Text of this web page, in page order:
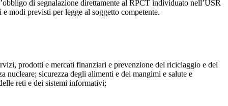
di segnalazione direttamente al RPCT individuato nell’USR
modi previsti per legge al soggetto competente.
prodotti e mercati finanziari e prevenzione del riciclaggio e del
nucleare; sicurezza degli alimenti e dei mangimi e salute e
reti e dei sistemi informativi;